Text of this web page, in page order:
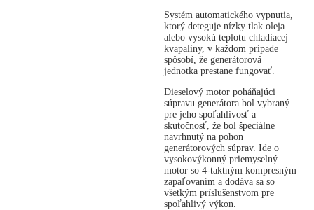
Systém automatického vypnutia,
ktorý deteguje nízky tlak oleja
alebo vysokú teplotu chladiacej
kvapaliny, v každom prípade
spôsobí, že generátorová
jednotka prestane fungovať.
Dieselový motor poháňajúci
súpravu generátora bol vybraný
pre jeho spoľahlivosť a
skutočnosť, že bol špeciálne
navrhnutý na pohon
generátorových súprav. Ide o
vysokovýkonný priemyselný
motor so 4-taktným kompresným
zapaľovaním a dodáva sa so
všetkým príslušenstvom pre
spoľahlivý výkon.